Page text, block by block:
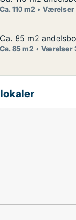
på 1900
Ca. 110 m2 Værelser
2100
andelsbolig til
Ca. 85 m2
Ca. 85 m2
Ca. 85 m2 Værelser